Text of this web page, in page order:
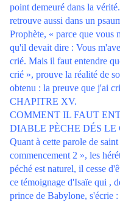
point demeuré dans la
retrouve aussi dans un
Prophète, « parce que vous
qu'il devait dire : Vous
crié. Mais il faut entendre
crié », prouve la réalité de
obtenu : la preuve que j'ai
CHAPITRE XV.
COMMENT IL FAUT
DIABLE PÈCHE DÉS LE
Quant à cette parole de
commencement 2 », les
péché est naturel, il cesse
ce témoignage d'Isaïe qui ,
prince de Babylone, s'écrie